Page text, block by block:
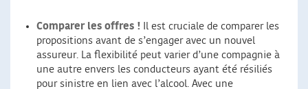
Comparer les offres ! Il est cruciale de comparer les
propositions avant de s’engager avec un nouvel
assureur. La flexibilité peut varier d’une compagnie à
une autre envers les conducteurs ayant été résiliés
pour sinistre en lien avec l’alcool. Avec une